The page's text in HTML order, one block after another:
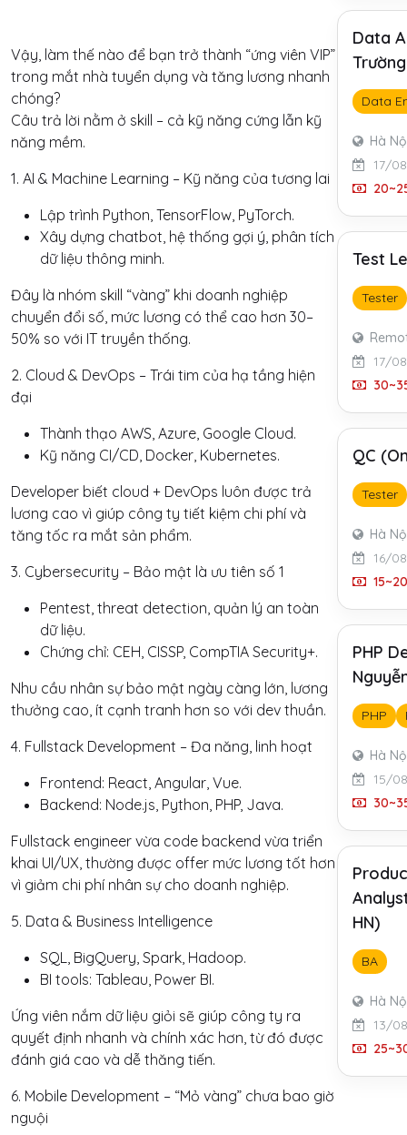
Vậy, làm thế nào để bạn trở thành “ứng viên VIP”
trong mắt nhà tuyển dụng và tăng lương nhanh
chóng?
Câu trả lời nằm ở skill – cả kỹ năng cứng lẫn kỹ
năng mềm.
1. AI & Machine Learning – Kỹ năng của tương lai
Lập trình Python, TensorFlow, PyTorch.
Xây dựng chatbot, hệ thống gợi ý, phân tích
dữ liệu thông minh.
Đây là nhóm skill “vàng” khi doanh nghiệp
chuyển đổi số, mức lương có thể cao hơn 30–
50% so với IT truyền thống.
2. Cloud & DevOps – Trái tim của hạ tầng hiện
đại
Thành thạo AWS, Azure, Google Cloud.
Kỹ năng CI/CD, Docker, Kubernetes.
Developer biết cloud + DevOps luôn được trả
lương cao vì giúp công ty tiết kiệm chi phí và
tăng tốc ra mắt sản phẩm.
3. Cybersecurity – Bảo mật là ưu tiên số 1
Pentest, threat detection, quản lý an toàn
dữ liệu.
Chứng chỉ: CEH, CISSP, CompTIA Security+.
Nhu cầu nhân sự bảo mật ngày càng lớn, lương
thưởng cao, ít cạnh tranh hơn so với dev thuần.
4. Fullstack Development – Đa năng, linh hoạt
Frontend: React, Angular, Vue.
Backend: Node.js, Python, PHP, Java.
Fullstack engineer vừa code backend vừa triển
khai UI/UX, thường được offer mức lương tốt hơn
vì giảm chi phí nhân sự cho doanh nghiệp.
5. Data & Business Intelligence
SQL, BigQuery, Spark, Hadoop.
BI tools: Tableau, Power BI.
Ứng viên nắm dữ liệu giỏi sẽ giúp công ty ra
quyết định nhanh và chính xác hơn, từ đó được
đánh giá cao và dễ thăng tiến.
6. Mobile Development – “Mỏ vàng” chưa bao giờ
nguội
Data
Data
Hà
17/
Test
Tester
17/
QC
Tester
Hà
16/
PHP
PHP
Hà
15/
HN)
BA
Hà
13/